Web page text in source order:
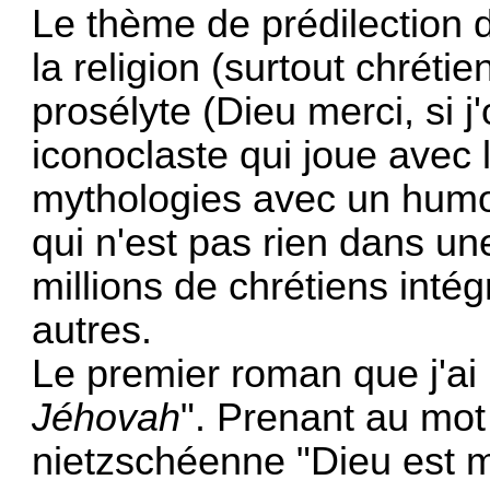
Le thème de prédilection
la religion (surtout
prosélyte (Dieu merci, si
iconoclaste qui joue
mythologies avec un
qui n'est pas rien dans
millions de chrétiens
autres.
Le premier roman que
Jéhovah". Prenant au
nietzschéenne "Dieu est